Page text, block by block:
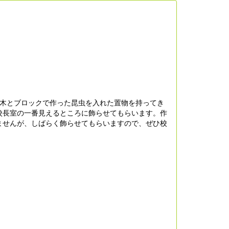
ブロックで作った昆虫を入れた置物を持ってき
室の一番見えるところに飾らせてもらいます。作
んが、しばらく飾らせてもらいますので、ぜひ校